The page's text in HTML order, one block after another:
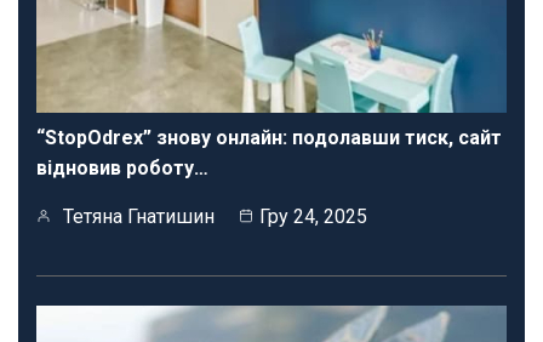
“StopOdrex” знову онлайн: подолавши тиск, сайт
відновив роботу…
Тетяна Гнатишин Гру 24, 2025